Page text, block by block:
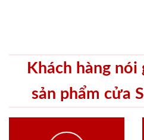
Khách hàng
sản phẩm cửa